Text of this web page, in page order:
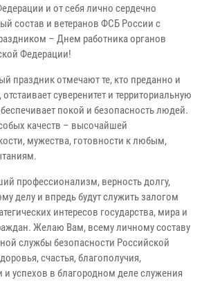
и от себя лично сердечно
состав и ветеранов ФСБ России с
– Днем работника органов
Федерации!
праздник отмечают те, кто преданно и
суверенитет и территориальную
покой и безопасность людей.
качеств – высочайшей
мужества, готовности к любым,
профессионализм, верность долгу,
делу и впредь будут служить залогом
интересов государства, мира и
Желаю Вам, всему личному составу
службы безопасности Российской
счастья, благополучия,
и успехов в благородном деле служения